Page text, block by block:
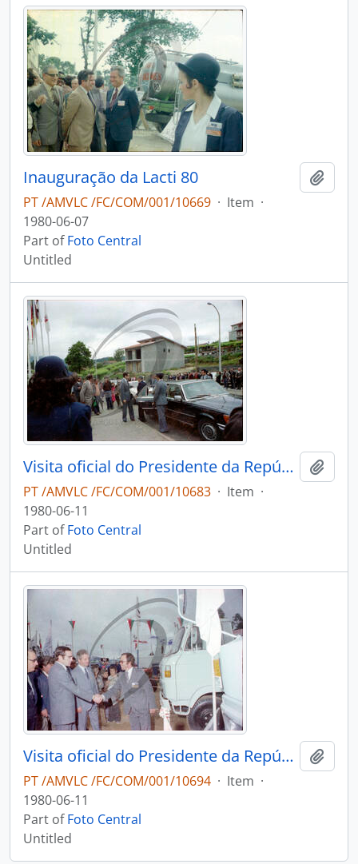
Inauguração da Lacti 80
PT /AMVLC /FC/COM/001/10669 · Item ·
1980-06-07
Part ofFoto Central
Untitled
Visita oficial do Presidente da República, António dos Santos Ramalho Eanes, à Lacti 80
PT /AMVLC /FC/COM/001/10683 · Item ·
1980-06-11
Part ofFoto Central
Untitled
Visita oficial do Presidente da República, António dos Santos Ramalho Eanes, à Lacti 80
PT /AMVLC /FC/COM/001/10694 · Item ·
1980-06-11
Part ofFoto Central
Untitled